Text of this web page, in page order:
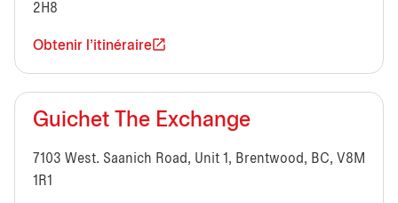
2H8
Obtenir l'itinéraire
Guichet The Exchange
7103 West. Saanich Road, Unit 1, Brentwood, BC, V8M
1R1